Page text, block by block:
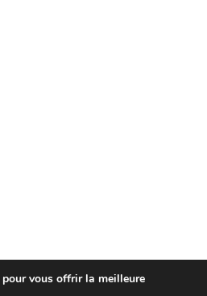
vous offrir la meilleure